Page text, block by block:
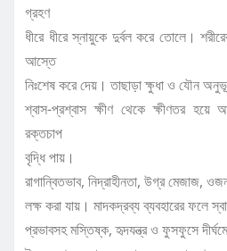
গ্রহণ
ধীরে ধীরে স্নায়ুকে দুর্বল করে তোলে।
আস্তে
নিঃশেষ করে দেয়। তাছাড়া ক্ষুধা ও যৌন
শ্বাস-প্রশ্বাস ক্ষীণ থেকে ক্ষীণতর
রক্তচাপ
বৃদ্ধি পায়।
রাগান্বিতভাব, নিদ্রাহীনতা, উগ্র মেজাজ,
লক্ষ করা যায়। মাদকদ্রব্য ব্যবহারের ফলে
প্রভাবসহ মস্তিষ্ক, হৃদযন্ত্র ও ফুসফুসে